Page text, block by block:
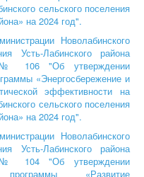
сельского поселения
на 2024 год".
Новолабинского
Усть-Лабинского района
№ 106 "Об утверждении
«Энергосбережение и
эффективности на
сельского поселения
на 2024 год".
Новолабинского
Усть-Лабинского района
№ 104 "Об утверждении
программы «Развитие